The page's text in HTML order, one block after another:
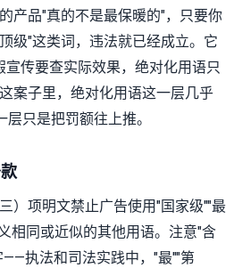
产品"真的不是最保暖的"，只要你
级"这类词，违法就已经成立。它
传要查实际效果，绝对化用语只
案子里，绝对化用语这一层几乎
只是把罚额往上推。
）项明文禁止广告使用"国家级""最
相同或近似的其他用语。注意"含
执法和司法实践中，"最""第